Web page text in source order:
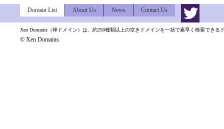
Domain List About Us News Contact Us
Xen Domains（禅ドメイン）は、約250種類以上の空きドメインを一括で素早く検索できる
© Xen Domains